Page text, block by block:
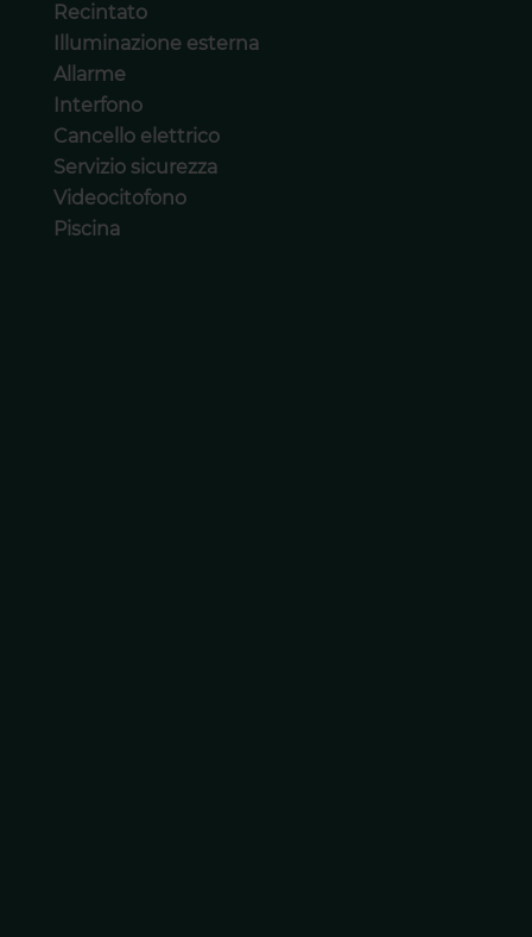
Recintato
Illuminazione esterna
Allarme
Interfono
Cancello elettrico
Servizio sicurezza
Videocitofono
Piscina